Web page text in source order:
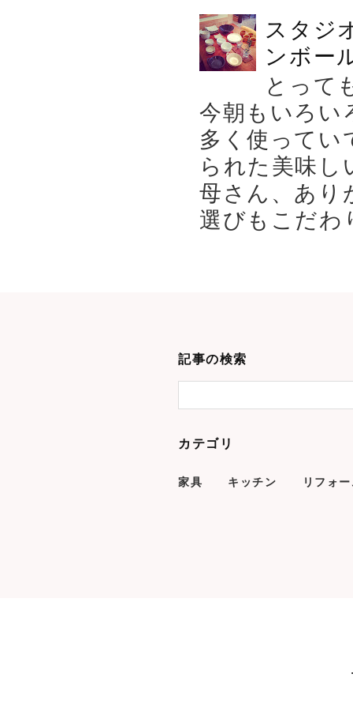
スタジ
ンボー
とって
今朝もいろい
多く使ってい
られた美味
母さん、あり
選びもこだ
記事の検索
カテゴリ
家具 キッチン リフォ